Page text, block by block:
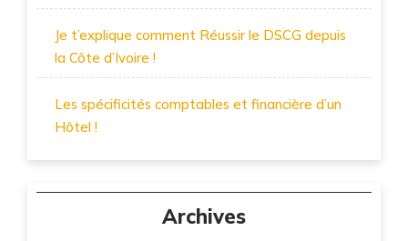
Je t’explique comment Réussir le DSCG depuis
la Côte d’Ivoire !
Les spécificités comptables et financière d’un
Hôtel !
Archives